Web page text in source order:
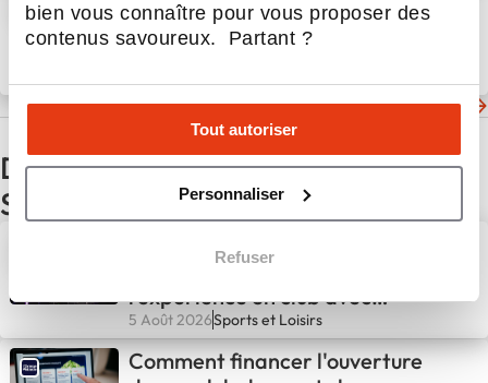
bien vous connaître pour vous proposer des
contenus savoureux. Partant ?
Tout autoriser
Personnaliser
Refuser
rendez-vous au Salon de la
Franchise
Les dernières actualités de One Fitness Club
D'autres actualités du secteur
Sports et Loisirs
marque forte façonne
l’expérience en club avec
GIGAFIT
5 Août 2026Sports et Loisirs
Comment financer l'ouverture